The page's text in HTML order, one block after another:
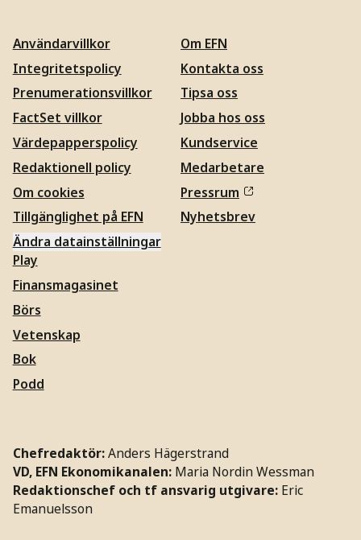
Användarvillkor
Integritetspolicy
Prenumerationsvillkor
FactSet villkor
Värdepapperspolicy
Redaktionell policy
Om cookies
Tillgänglighet på EFN
Ändra datainställningar
Om EFN
Kontakta oss
Tipsa oss
Jobba hos oss
Kundservice
Medarbetare
Pressrum
Nyhetsbrev
Play
Finansmagasinet
Börs
Vetenskap
Bok
Podd
Chefredaktör:Anders Hägerstrand
VD, EFN Ekonomikanalen: Maria Nordin Wessman
Redaktionschef och tf ansvarig utgivare: Eric
Emanuelsson